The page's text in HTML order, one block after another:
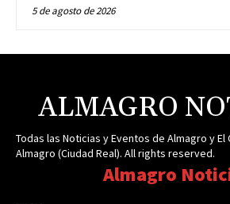
5 de agosto de 2026
ALMAGRO
Todas las Noticias y Eventos de Almagro y
Almagro (Ciudad Real). All rights reserved.
Almagro